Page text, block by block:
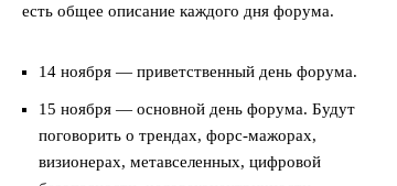
есть общее описание каждого дня форума.
14 ноября — приветственный день форума.
15 ноября — основной день форума. Будут
поговорить о трендах, форс-мажорах,
визионерах, метавселенных, цифровой